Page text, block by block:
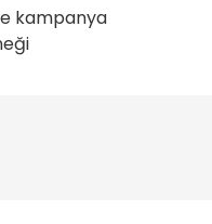
kampanya